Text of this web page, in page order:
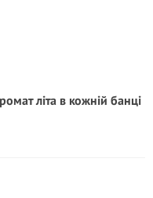
літа в кожній банці